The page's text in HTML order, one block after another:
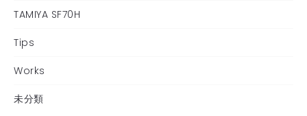
TAMIYA SF70H
Tips
Works
未分類